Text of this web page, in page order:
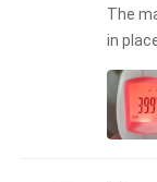
The
in